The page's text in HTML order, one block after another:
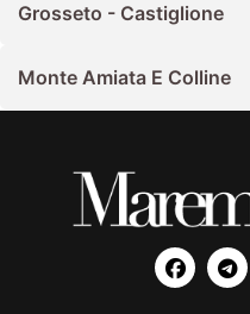
Grosseto - Castiglione
Monte Amiata E Colline